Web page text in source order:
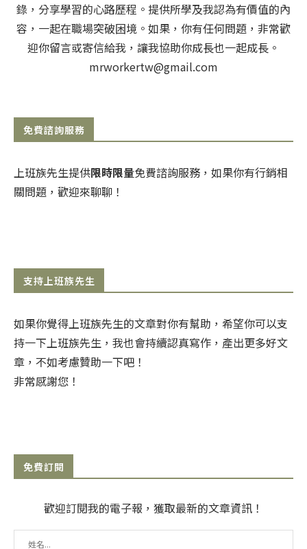
錄，分享學習的心路歷程。提供所學及我認為有價值的內
容，一起在職場突破困境。如果，你有任何問題，非常歡
迎你留言或寄信給我，讓我協助你成長也一起成長。
mrworkertw@gmail.com
免費諮詢服務
上班族先生提供限時限量免費諮詢服務，如果你有行銷相
關問題，歡迎來聊聊！
支持上班族先生
如果你覺得上班族先生的文章對你有幫助，希望你可以支
持一下上班族先生，我也會持續認真寫作，產出更多好文
章，不如考慮贊助一下吧！
非常感謝您！
免費訂閱
歡迎訂閱我的電子報，獲取最新的文章資訊！